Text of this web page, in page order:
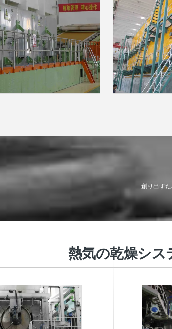
ローラ
蒸気の
創り出す
熱気の乾燥シス